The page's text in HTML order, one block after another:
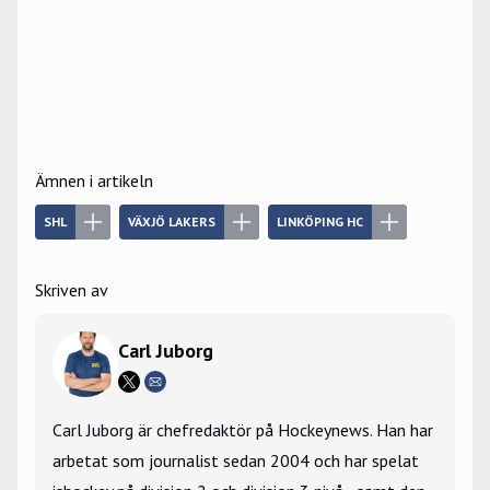
Ämnen i artikeln
SHL VÄXJÖ LAKERS LINKÖPING HC
Skriven av
Carl Juborg
Carl Juborg är chefredaktör på Hockeynews. Han har
arbetat som journalist sedan 2004 och har spelat